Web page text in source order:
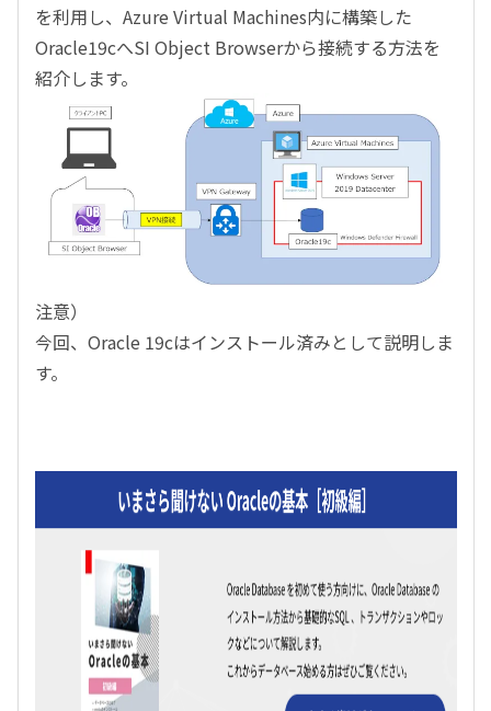
を利用し、 Azure Virtual Machines内に構築した
Oracle19cへSI Object Browserから接続する方法を
紹介します。
注意）
今回、 Oracle 19cはインストール済みとして説明しま
す。